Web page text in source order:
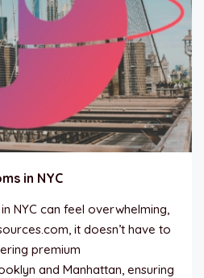
in NYC
NYC can feel overwhelming,
it doesn’t have to
premium
and Manhattan, ensuring